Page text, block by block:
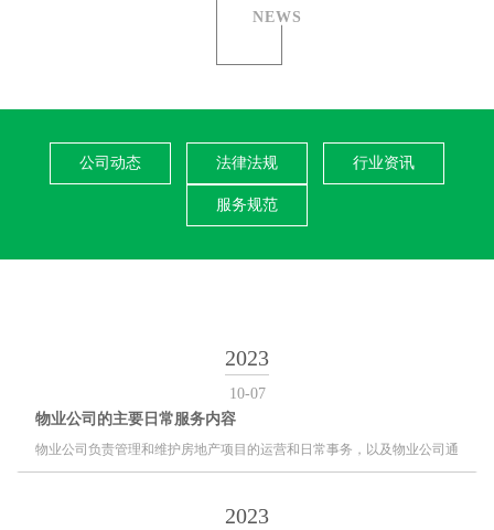
NEWS
公司动态 法律法规 行业资讯
服务规范
2023
10-07
物业公司的主要日常服务内容
物业公司负责管理和维护房地产项目的运营和日常事务，以及物业公司通
常负责的一些主要事项。
2023